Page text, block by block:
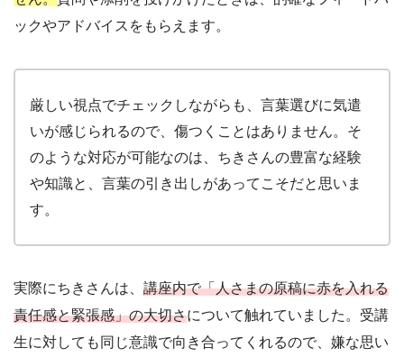
ックやアドバイスをもらえます。
厳しい視点でチェックしながらも、言葉選びに気遣
いが感じられるので、傷つくことはありません。そ
のような対応が可能なのは、ちきさんの豊富な経験
や知識と、言葉の引き出しがあってこそだと思いま
す。
実際にちきさんは、 講座内で「人さまの原稿に赤を入れる
責任感と緊張感」の大切さについて触れていました。受講
生に対しても同じ意識で向き合ってくれるので、嫌な思い